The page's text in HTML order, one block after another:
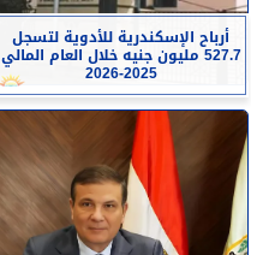
أرباح الإسكندرية للأدوية لتسجل
527.7 مليون جنيه خلال العام المالي
2025-2026